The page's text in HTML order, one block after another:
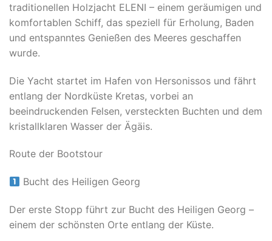
traditionellen Holzjacht ELENI – einem geräumigen und
komfortablen Schiff, das speziell für Erholung, Baden
und entspanntes Genießen des Meeres geschaffen
wurde.
Die Yacht startet im Hafen von Hersonissos und fährt
entlang der Nordküste Kretas, vorbei an
beeindruckenden Felsen, versteckten Buchten und dem
kristallklaren Wasser der Ägäis.
Route der Bootstour
Bucht des Heiligen Georg
Der erste Stopp führt zur Bucht des Heiligen Georg –
einem der schönsten Orte entlang der Küste.